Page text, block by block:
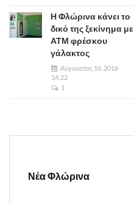
Η Φλώρινα κάνει το
δικό της ξεκίνημα με
ΑΤΜ φρέσκου
γάλακτος
Αύγουστος 16, 2016
14:22
1
Νέα Φλώρινα